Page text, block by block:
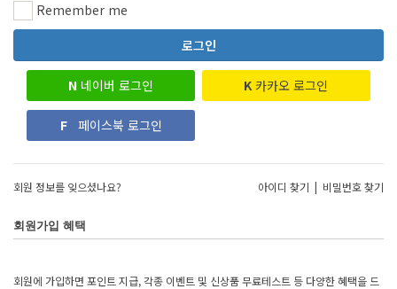
Remember me
로그인
N 네이버 로그인 K 카카오 로그인
F페이스북 로그인
회원 정보를 잊으셨나요? 아이디 찾기 | 비밀번호 찾기
회원가입 혜택
회원에 가입하면 포인트 지급, 각종 이벤트 및 신상품 무료테스트 등 다양한 혜택을 드